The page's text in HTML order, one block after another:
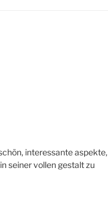
interessante aspekte,
seiner vollen gestalt zu